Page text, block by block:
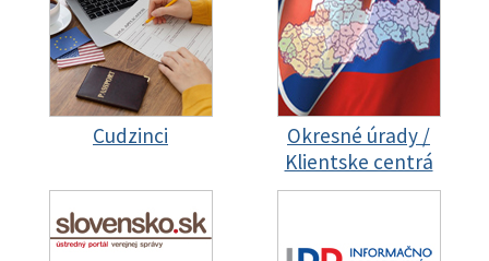
Cudzinci
Okresné úrady /
Klientske centrá